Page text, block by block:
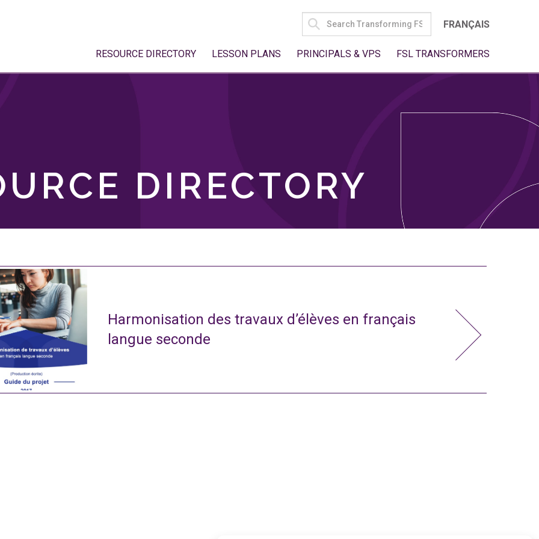
SEARCH
FOR:
FRANÇAIS
RESOURCE DIRECTORY LESSON PLANS PRINCIPALS & VPS FSL TRANSFORMERS
DIRECTORY
Harmonisation des travaux d’élèves en français
langue seconde